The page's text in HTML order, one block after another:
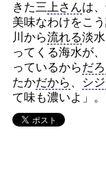
きた三上さんは
美味なわけをこ
川から流れる淡
ってくる海水が
っているからだろ
たかだから 、 シジ
て味も濃いよ」。